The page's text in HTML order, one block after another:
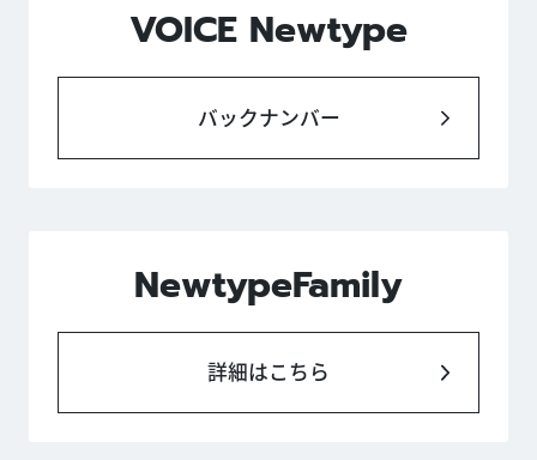
VOICE Newtype
バックナンバー
NewtypeFamily
詳細はこちら